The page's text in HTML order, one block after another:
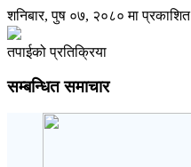
शनिबार, पुष ०७, २०८० मा प्रकाशित
तपाईको प्रतिक्रिया
सम्बन्धित समाचार